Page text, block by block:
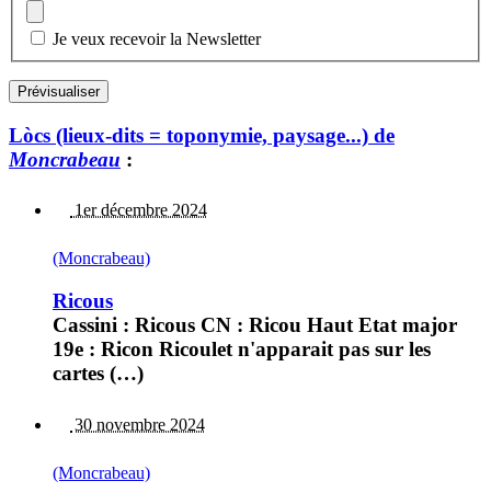
Je veux recevoir la Newsletter
Lòcs (lieux-dits = toponymie, paysage...) de
Moncrabeau :
1er décembre 2024
(Moncrabeau)
Ricous
Cassini : Ricous CN : Ricou Haut Etat major
19e : Ricon Ricoulet n'apparait pas sur les
cartes (…)
30 novembre 2024
(Moncrabeau)